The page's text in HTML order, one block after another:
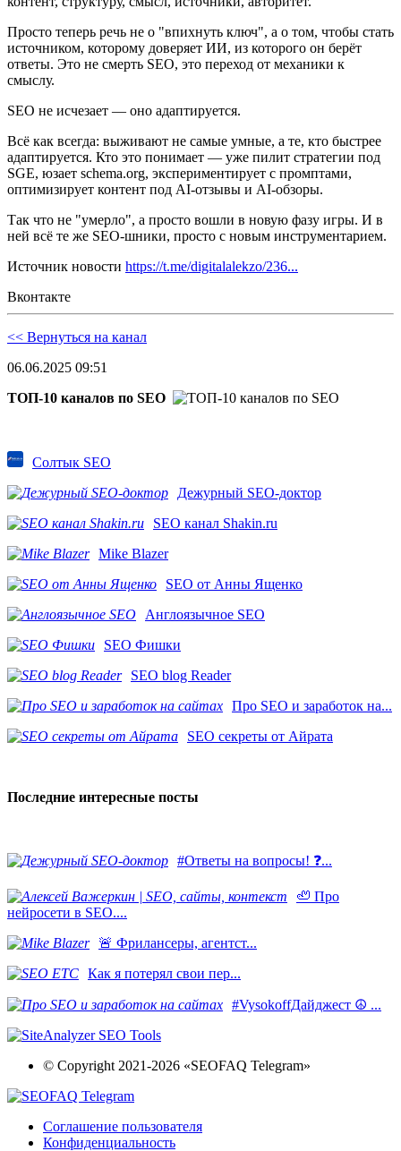
Просто теперь речь не о "впихнуть ключ", а о том, чтобы стать
источником, которому доверяет ИИ, из которого он берёт
ответы. Это не смерть SEO, это переход от механики к
смыслу.
SEO не исчезает — оно адаптируется.
Всё как всегда: выживают не самые умные, а те, кто быстрее
адаптируется. Кто это понимает — уже пилит стратегии под
SGE, юзает schema.org, экспериментирует с промптами,
оптимизирует контент под AI-отзывы и AI-обзоры.
Так что не "умерло", а просто вошли в новую фазу игры. И в
ней всё те же SEO-шники, просто с новым инструментарием.
Источник новости https://t.me/digitalalekzo/236...
Вконтакте
<< Вернуться на канал
06.06.2025 09:51
ТОП-10 каналов по SEO
Солтык SEO
Дежурный SEO-доктор
SEO канал Shakin.ru
Mike Blazer
SEO от Анны Ященко
Англоязычное SEO
SEO Фишки
SEO blog Reader
Про SEO и заработок на...
SEO секреты от Айрата
Последние интересные посты
#Ответы на вопросы! ❓...
🦥 Про
нейросети в SEO....
​🚨 Фрилансеры, агентст...
Как я потерял свои пер...
#VysokoffДайджест ☮️ ...
© Copyright 2021-2026 «SEOFAQ Telegram»
Соглашение пользователя
Конфиденциальность